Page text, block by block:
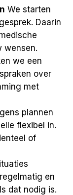
We starten
Daarin
wensen.
we een
over
met
plannen
flexibel in.
of
en
dat nodig is.